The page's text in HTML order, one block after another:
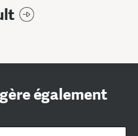
également